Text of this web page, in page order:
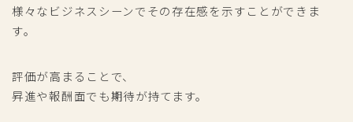
様々なビジネスシーンでその存在感を示すことができま
す。
評価が高まることで、
昇進や報酬面でも期待が持てます。